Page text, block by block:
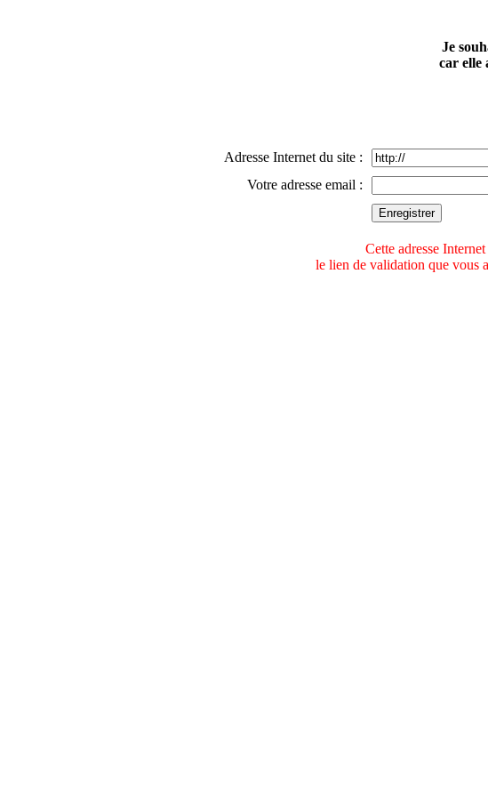
Je
car elle
Adresse Internet du site :
Votre adresse email :
Cette adresse
le lien de validation que vous